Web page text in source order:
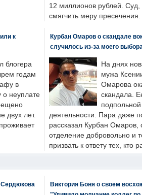
12 миллионов рублей. Суд,
смягчить меру пресечения.
к
блогера
годам
в
о неуплате
двух лет.
Курбан Омаров о скандале
случилось из-за моего
На днях
мужа
Омарова
скандала.
подпольной
деятельности. Пара даже
рассказал Курбан Омаров,
отделение добровольно и
призвать к ответу тех, кто
Виктория Боня о своем